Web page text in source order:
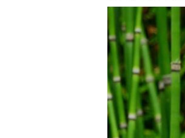
店舗詳細
山形で人気の占い
当たる！おす
口コミ
鑑定料金
店舗詳細